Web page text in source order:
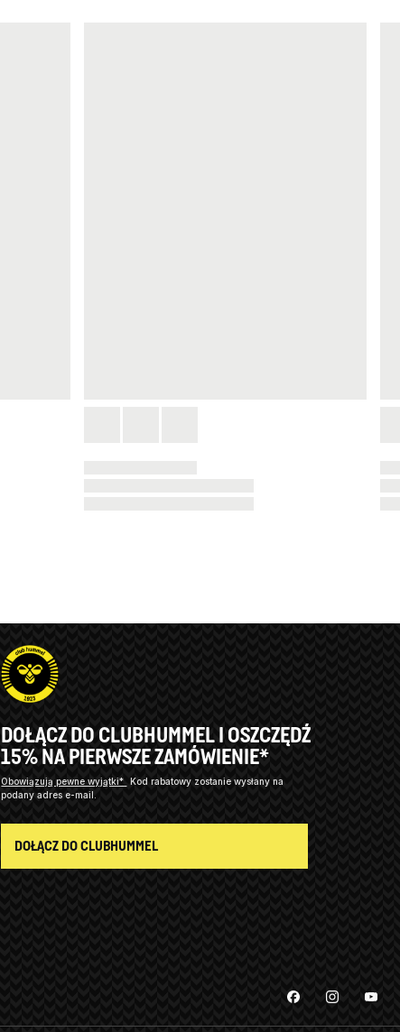
DOŁĄCZ DO CLUBHUMMEL I OSZCZĘDŹ
15% NA PIERWSZE ZAMÓWIENIE*
Obowiązują pewne wyjątki* Kod rabatowy zostanie wysłany na
podany adres e-mail.
DOŁĄCZ DO CLUBHUMMEL